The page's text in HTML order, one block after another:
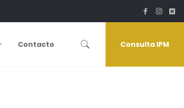
Contacto Consulta IPM